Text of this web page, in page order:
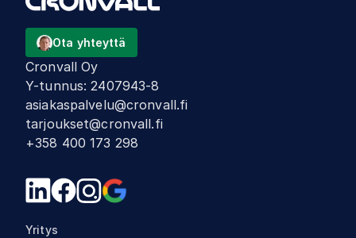
Ota yhteyttä
Cronvall Oy
Y-tunnus:2407943-8
asiakaspalvelu@cronvall.fi
tarjoukset@cronvall.fi
+358 400 173 298
Yritys